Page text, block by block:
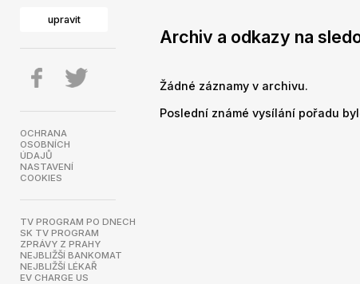
upravit
OCHRANA
OSOBNÍCH
ÚDAJŮ
NASTAVENÍ
COOKIES
TV PROGRAM PO DNECH
SK TV PROGRAM
ZPRÁVY Z PRAHY
NEJBLIŽŠÍ BANKOMAT
NEJBLIŽŠÍ LÉKAŘ
EV CHARGE US
Archiv a odkazy na
Žádné záznamy v archivu.
Poslední známé vysílání pořadu